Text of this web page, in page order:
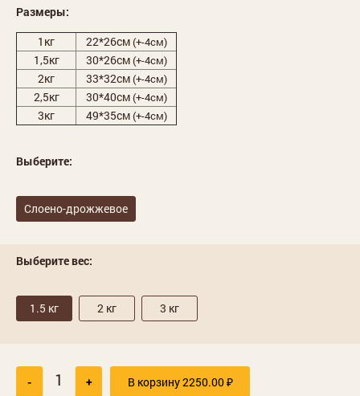
Размеры:
1кг
22*26см(+-4см)
1,5кг 30*26см(+-4см)
2кг 33*32см(+-4см)
2,5кг 30*40см(+-4см)
3кг 49*35см(+-4см)
Выберите:
Слоено-дрожжевое
Выберите вес:
1.5 кг 2 кг 3 кг
- + В корзину2250.00₽